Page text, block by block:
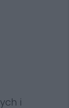
i